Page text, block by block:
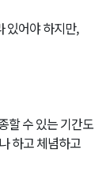
있어야 하지만,
할 수 있는 기간도
하고 체념하고